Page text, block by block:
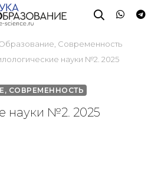
Современность
науки №2. 2025
СОВРЕМЕННОСТЬ
науки №2. 2025